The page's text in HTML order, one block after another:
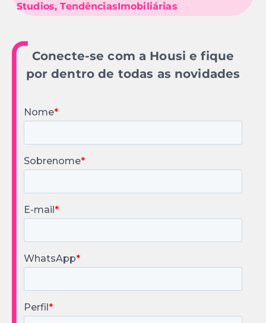
Studios,TendênciasImobiliárias
Conecte-se com a Housi e fique
por dentro de todas as novidades